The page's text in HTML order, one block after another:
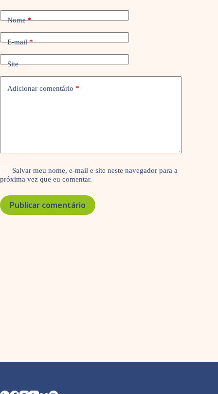
Nome*
E-mail*
Site
Adicionar comentário *
Salvar meu nome, e-mail e site neste navegador para a
próxima vez que eu comentar.
Publicar comentário